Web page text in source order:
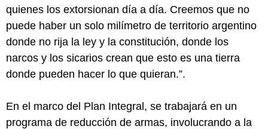
quienes los extorsionan día a día. Creemos que no
puede haber un solo milímetro de territorio argentino
donde no rija la ley y la constitución, donde los
narcos y los sicarios crean que esto es una tierra
donde pueden hacer lo que quieran.”.
En el marco del Plan Integral, se trabajará en un
programa de reducción de armas, involucrando a la